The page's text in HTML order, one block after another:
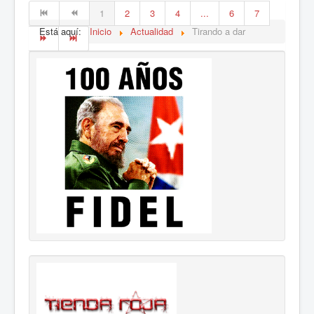
1 2 3 4 ... 6
7
Está aquí: Inicio Actualidad Tirando a dar